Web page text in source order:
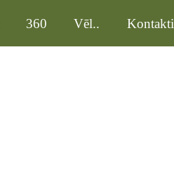
360 Vēl.. Kontakti